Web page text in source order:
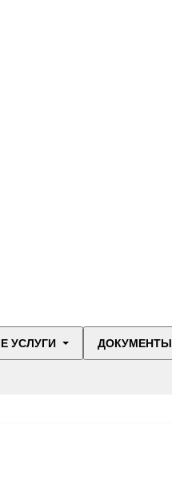
УСЛУГИ ДОКУМЕНТЫ